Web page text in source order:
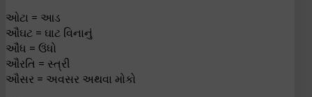
ઓટા = આડ
ઔઘટ = ઘાટ વિનાનું
ઔંધ = ઉંધો
ઔરતિ = સ્ત્રી
ઔસર = અવસર અથવા મોકો